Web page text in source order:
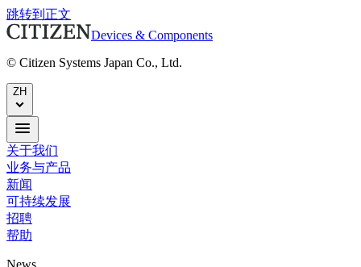
跳转到正文
Devices & Components
© Citizen Systems Japan Co., Ltd.
ZH
关于我们
业务与产品
新闻
可持续发展
招聘
帮助
News